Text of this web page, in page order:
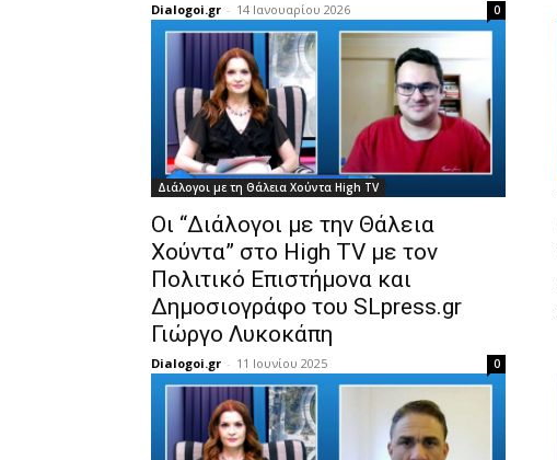
Dialogoi.gr - 14 Ιανουαρίου 2026 0
Διάλογοι με τη Θάλεια Χούντα High TV
Οι “Διάλογοι με την Θάλεια
Χούντα” στο High TV με τον
Πολιτικό Επιστήμονα και
Δημοσιογράφο του SLpress.gr
Γιώργο Λυκοκάπη
Dialogoi.gr - 11 Ιουνίου 2025 0